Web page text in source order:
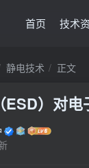
首页 技术
静电技术 正文
ESD）对